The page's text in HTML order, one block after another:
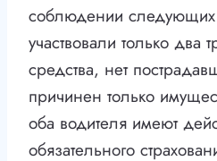
соблюдении
участвовали только два
средства, нет
причинен только
оба водителя имеют
обязательного